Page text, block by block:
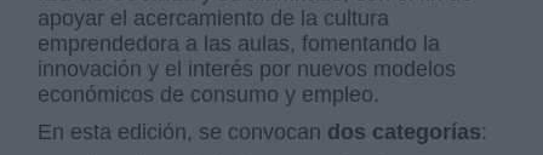
apoyar el acercamiento de la cultura
emprendedora a las aulas, fomentando la
innovación y el interés por nuevos modelos
económicos de consumo y empleo.
En esta edición, se convocan dos categorías: